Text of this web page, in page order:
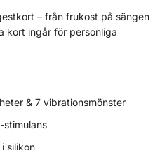
– från frukost på sängen
kort ingår för personliga
& 7 vibrationsmönster
stimulans
silikon